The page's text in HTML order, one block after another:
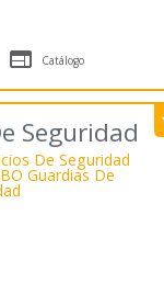
 Catálogo
Seguridad